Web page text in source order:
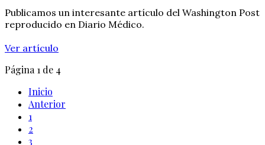
Publicamos un interesante artículo del Washington Post
reproducido en Diario Médico.
Ver artículo
Página 1 de 4
Inicio
Anterior
1
2
3